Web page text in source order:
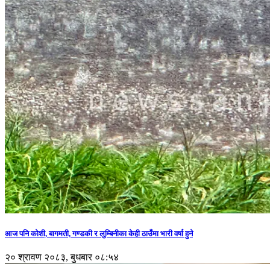
आज पनि कोशी, बागमती, गण्डकी र लुम्बिनीका केही ठाउँमा भारी वर्षा हुने
२० श्रावण २०८३, बुधबार ०८:५४